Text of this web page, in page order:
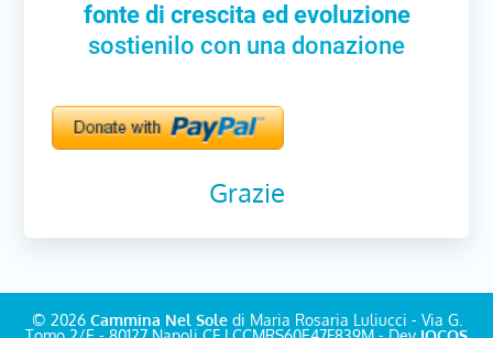
fonte di crescita ed evoluzione
sostienilo con una donazione
Grazie
© 2026 Cammina Nel Soledi Maria Rosaria Luliucci - Via G.